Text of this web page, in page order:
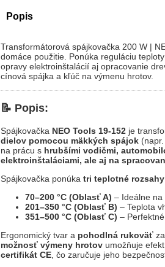
Popis
Transformátorová spájkovačka 200 W |
domáce použitie. Ponúka reguláciu
opravy elektroinštalácií aj opracovanie
cínová spájka a kľúč na výmenu hrotov.
📝 Popis:
Spájkovačka NEO Tools 19-152 je
dielov pomocou mäkkých spájok
na prácu s hrubšími vodičmi,
elektroinštaláciami, ale aj na
Spájkovačka ponúka tri teplotné rozsahy
70–200 °C (Oblasť A) – Ideálne na
201–350 °C (Oblasť B) – Teplota
351–500 °C (Oblasť C) –
Ergonomický tvar a pohodlná rukoväť
možnosť výmeny hrotov umožňuje
certifikát CE , čo zaručuje jeho